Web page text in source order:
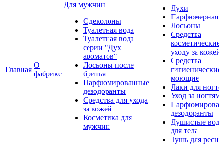
Главная
О
фабрике
Для мужчин
Одеколоны
Туалетная вода
Туалетная вода
серии "Дух
ароматов"
Лосьоны после
бритья
Парфюмированные
дезодоранты
Средства для ухода
за кожей
Косметика для
мужчин
Духи
Парфюмерная
Лосьоны
Средства
уходу за
Средства
моющие
Лаки для
Уход за
дезодоранты
Душистые
для тела
Тушь для